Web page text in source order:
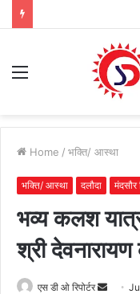
Menu
Home / भक्ति/ आस्था
भक्ति/ आस्था दलौदा मंदसौर
भव्य कलश
श्री देवनारायण
एस डी ओ रिपोर्टर
Send